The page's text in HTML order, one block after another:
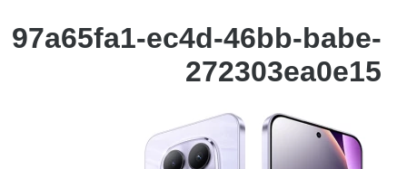
97a65fa1-ec4d-46bb-babe-
272303ea0e15